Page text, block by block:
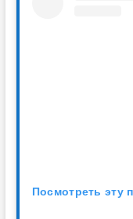
Посмотреть эту